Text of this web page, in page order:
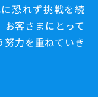
恐れず挑戦を続
客さまにとって
力を重ねていき